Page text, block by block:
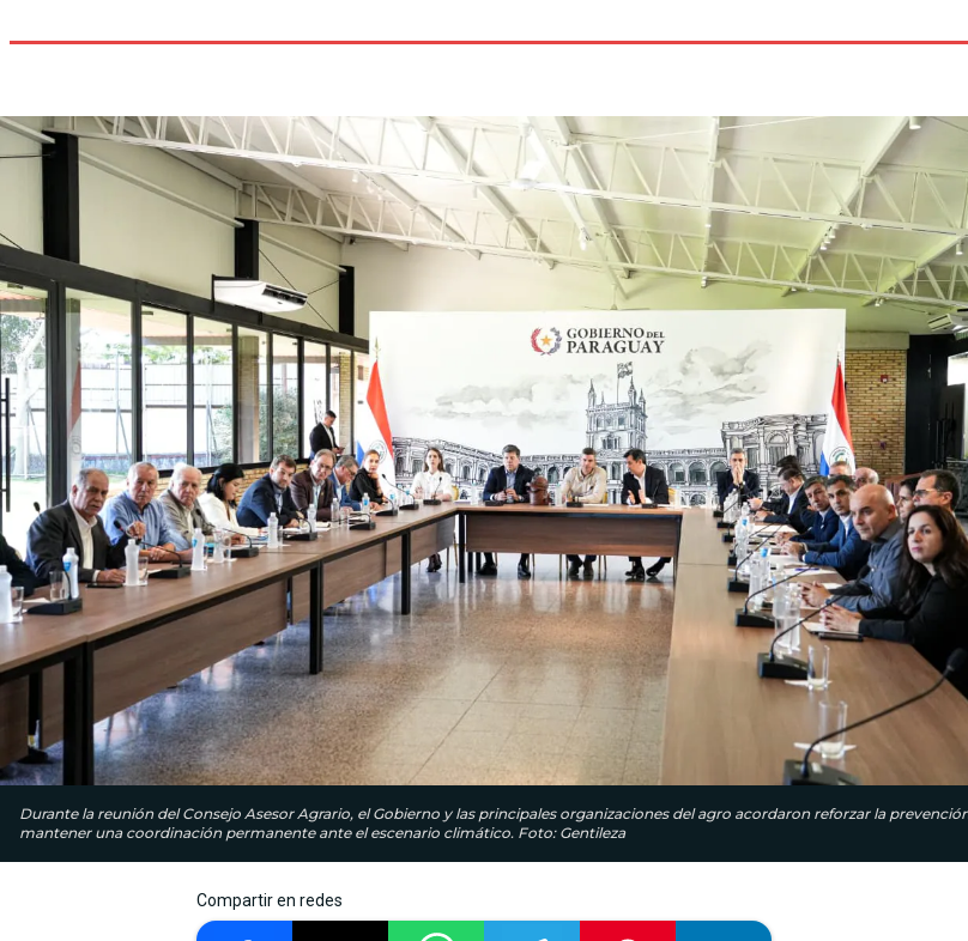
Durante la reunión del Consejo Asesor Agrario, el Gobierno y las principales organizaciones del agro acordaron reforzar la
mantener una coordinación permanente ante el escenario climático. Foto: Gentileza
Compartir en redes